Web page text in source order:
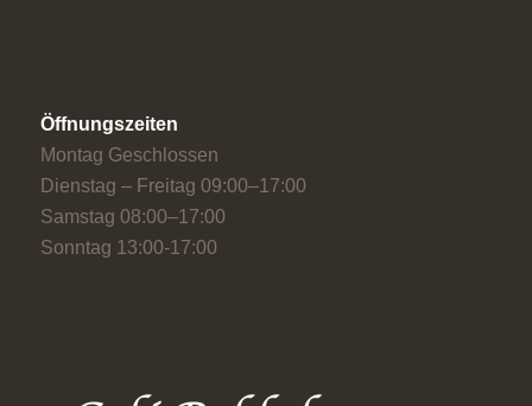
Öffnungszeiten
Montag Geschlossen
Dienstag – Freitag 09:00–17:00
Samstag 08:00–17:00
Sonntag 13:00-17:00